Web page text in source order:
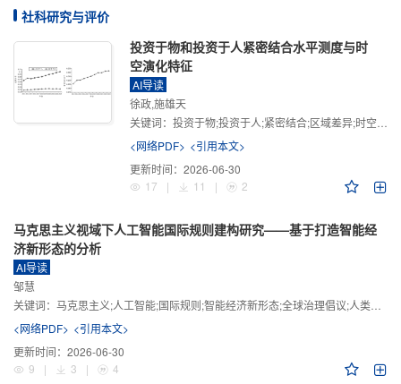
社科研究与评价
投资于物和投资于人紧密结合水平测度与时
空演化特征
AI导读
徐政,施雄天
关键词： 投资于物;投资于人;紧密结合;区域差异;时空演化
<网络PDF> <引用本文>
更新时间： 2026-06-30
17
| 11 | 2
马克思主义视域下人工智能国际规则建构研究——基于打造智能经
济新形态的分析
AI导读
邹慧
关键词： 马克思主义;人工智能;国际规则;智能经济新形态;全球治理倡议;人类命运共同体
<网络PDF> <引用本文>
更新时间： 2026-06-30
9
| 3 | 4